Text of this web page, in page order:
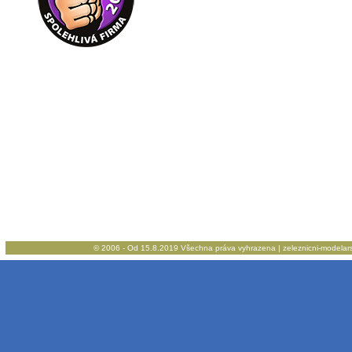
© 2006 - Od 15.8.2019 Všechna práva vyhrazena | zeleznicni-